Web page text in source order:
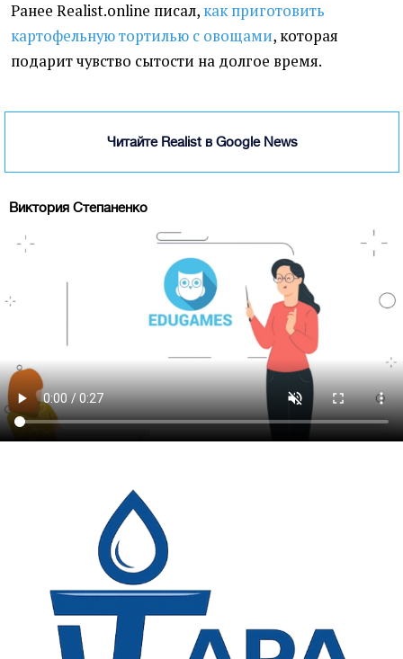
Ранее Realist.online писал, как приготовить
картофельную тортилью с овощами, которая
подарит чувство сытости на долгое время.
Читайте Realist в Google News
Виктория Степаненко